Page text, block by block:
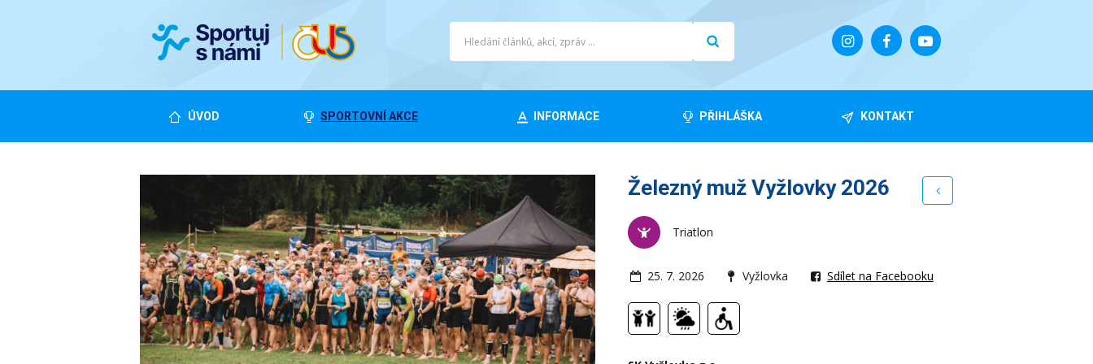
ÚVOD SPORTOVNÍ AKCE INFORMACE PŘIHLÁŠKA KONTAKT
Železný muž Vyžlovky 2026
Triatlon
25. 7. 2026 Vyžlovka Sdílet na Facebooku